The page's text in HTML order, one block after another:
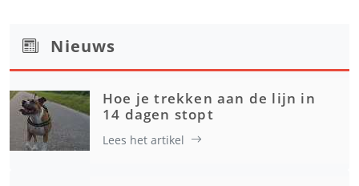
Nieuws
Hoe je trekken aan de lijn in
14 dagen stopt
Lees het artikel